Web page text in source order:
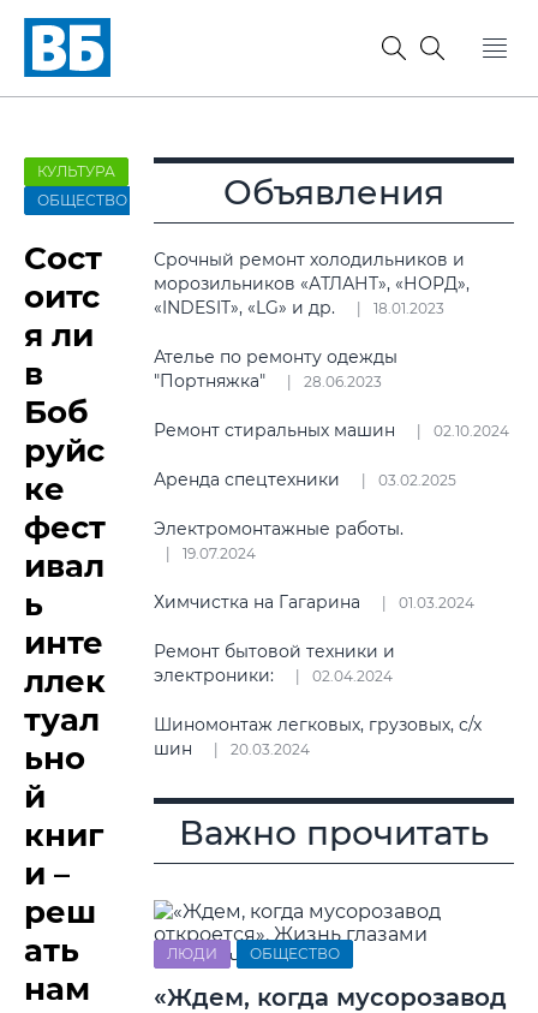
КУЛЬТУРА
ОБЩЕСТВО
Сост
оитс
я ли
в
Боб
руйс
ке
фест
ивал
ь
инте
ллек
туал
ьно
й
книг
и –
реш
ать
нам
Объявления
Срочный ремонт холодильников и
морозильников «АТЛАНТ», «НОРД»,
«INDESIT», «LG» и др.
18.01.2023
Ателье по ремонту одежды
"Портняжка"
28.06.2023
Ремонт стиральных машин 02.10.2024
Аренда спецтехники 03.02.2025
Электромонтажные работы.
19.07.2024
Химчистка на Гагарина 01.03.2024
Ремонт бытовой техники и
электроники:
02.04.2024
Шиномонтаж легковых, грузовых, с/х
шин
20.03.2024
Важно прочитать
ЛЮДИ ОБЩЕСТВО
«Ждем, когда мусорозавод